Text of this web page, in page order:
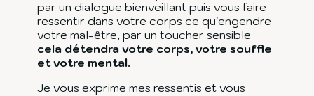
par un dialogue bienveillant puis vous faire
ressentir dans votre corps ce qu'engendre
votre mal-être, par un toucher sensible
cela détendra votre corps, votre souffle
et votre mental.
Je vous exprime mes ressentis et vous